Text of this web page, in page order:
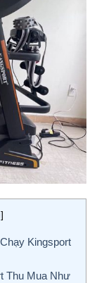
]
Kingsport
Thu Mua Như